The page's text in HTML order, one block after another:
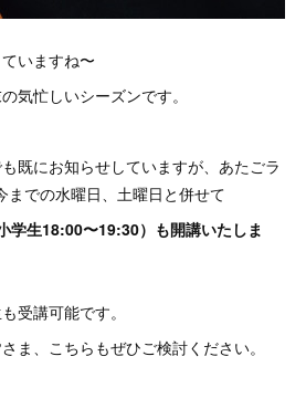
いますね〜
気忙しいシーズンです。
既にお知らせしていますが、あたごラ
での水曜日、土曜日と併せて
学生18:00〜19:30）も開講いたしま
受講可能です。
ま、こちらもぜひご検討ください。